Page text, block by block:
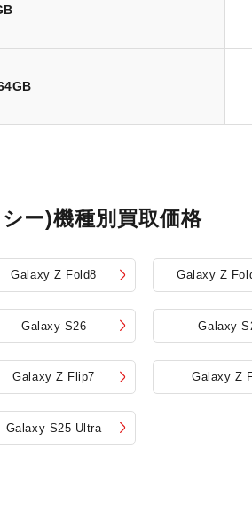
ー)機種別買取価格
Galaxy Z Fold8 Galaxy Z
Galaxy S26 Galaxy
Galaxy Z Flip7 Galaxy Z
Galaxy S25 Ultra